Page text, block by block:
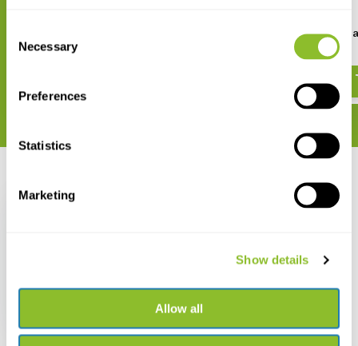
Selection
Necessary
Preferences
Statistics
Marketing
Show details
Allow all
Natuurgids nationale
€ 22,90